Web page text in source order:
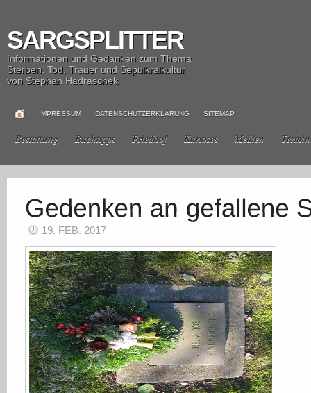
SARGSPLITTER
Informationen und Gedanken zum Thema
Sterben, Tod, Trauer und Sepulkralkultur
von Stephan Hadraschek
IMPRESSUM DATENSCHUTZERKLÄRUNG SITEMAP
Bestattung Buchtipps Friedhof Kurioses Medien
19. FEB. 2017